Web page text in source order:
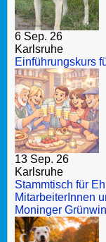
6 Sep. 26
Karlsruhe
Einführungskurs
13 Sep. 26
Karlsruhe
Stammtisch für
MitarbeiterInnen
Moninger